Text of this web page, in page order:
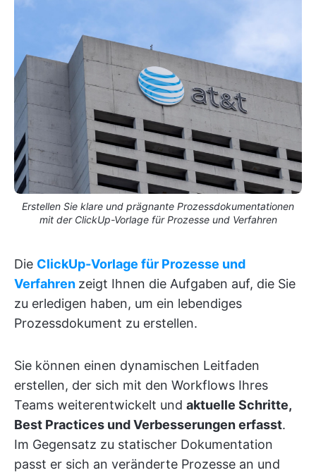
Erstellen Sie klare und prägnante Prozessdokumentationen
mit der ClickUp-Vorlage für Prozesse und Verfahren
Die ClickUp-Vorlage für Prozesse und
Verfahren zeigt Ihnen die Aufgaben auf, die Sie
zu erledigen haben, um ein lebendiges
Prozessdokument zu erstellen.
Sie können einen dynamischen Leitfaden
erstellen, der sich mit den Workflows Ihres
Teams weiterentwickelt und aktuelle Schritte,
Best Practices und Verbesserungen erfasst.
Im Gegensatz zu statischer Dokumentation
passt er sich an veränderte Prozesse an und